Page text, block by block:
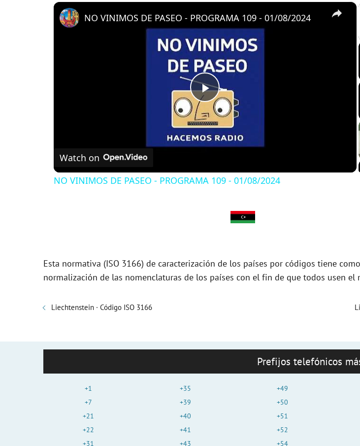
×
P
l
d
NO VINIMOS DE PASEO - PROGRAMA 109 - 01/08/2024
Watch on
NO VINIMOS DE PASEO - PROGRAMA 109 - 01/08/2024
Esta normativa (ISO 3166) de caracterización de los países por códigos tiene
normalización de las nomenclaturas de los países con el fin de que todos usen el
Liechtenstein · Código ISO 3166
Prefijos telefónicos
+1
+7
+21
+22
+31
+35
+39
+40
+41
+43
+49
+50
+51
+52
+54